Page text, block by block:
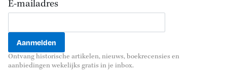
E-mailadres
Ontvang historische artikelen, nieuws, boekrecensies en
aanbiedingen wekelijks gratis in je inbox.